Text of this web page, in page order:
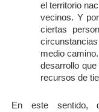
el territorio
vecinos. Y
ciertas
medio
desarrollo
recursos de
En este sentido,